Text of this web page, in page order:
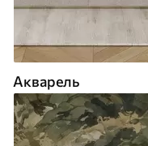
Акварель